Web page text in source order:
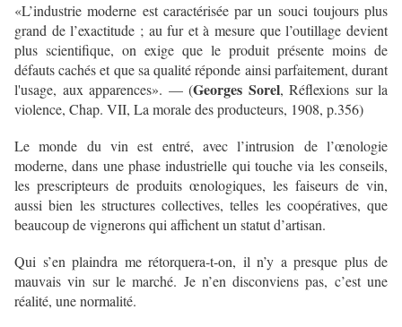
«L’industrie moderne est caractérisée par un souci toujours plus
grand de l’exactitude ; au fur et à mesure que l’outillage devient
plus scientifique, on exige que le produit présente moins de
défauts cachés et que sa qualité réponde ainsi parfaitement, durant
l'usage, aux apparences». — (Georges Sorel, Réflexions sur la
violence, Chap. VII, La morale des producteurs, 1908, p.356)
Le monde du vin est entré, avec l’intrusion de l’œnologie
moderne, dans une phase industrielle qui touche via les conseils,
les prescripteurs de produits œnologiques, les faiseurs de vin,
aussi bien les structures collectives, telles les coopératives, que
beaucoup de vignerons qui affichent un statut d’artisan.
Qui s’en plaindra me rétorquera-t-on, il n’y a presque plus de
mauvais vin sur le marché. Je n’en disconviens pas, c’est une
réalité, une normalité.